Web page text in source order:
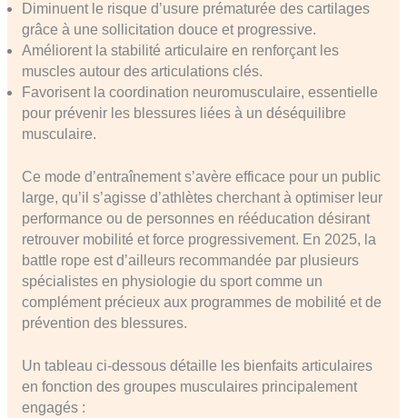
Diminuent le risque d’usure prématurée des cartilages
grâce à une sollicitation douce et progressive.
Améliorent la stabilité articulaire en renforçant les
muscles autour des articulations clés.
Favorisent la coordination neuromusculaire, essentielle
pour prévenir les blessures liées à un déséquilibre
musculaire.
Ce mode d’entraînement s’avère efficace pour un public
large, qu’il s’agisse d’athlètes cherchant à optimiser leur
performance ou de personnes en rééducation désirant
retrouver mobilité et force progressivement. En 2025, la
battle rope est d’ailleurs recommandée par plusieurs
spécialistes en physiologie du sport comme un
complément précieux aux programmes de mobilité et de
prévention des blessures.
Un tableau ci-dessous détaille les bienfaits articulaires
en fonction des groupes musculaires principalement
engagés :